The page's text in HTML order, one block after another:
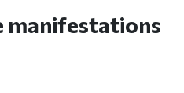
manifestations